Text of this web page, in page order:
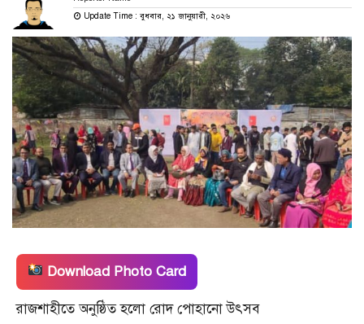
Update Time : বুধবার, ২১ জানুয়ারী, ২০২৬
Download Photo Card
রাজশাহীতে অনুষ্ঠিত হলো রোদ পোহানো উৎসব